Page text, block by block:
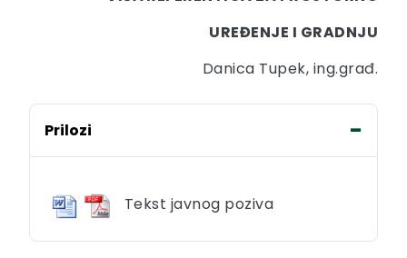
UREĐENJE I GRADNJU
Danica Tupek, ing.građ.
Prilozi
Tekst javnog poziva